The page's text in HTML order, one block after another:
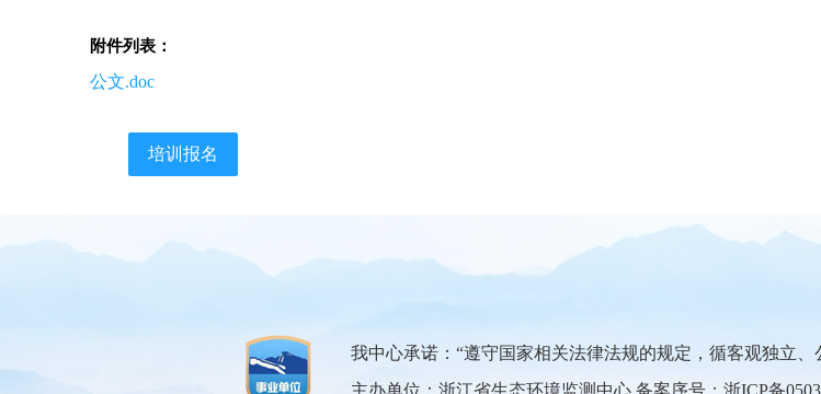
附件列表：
公文.doc
培训报名
我中心承诺：“遵守国家相关法律法规的规定，循客观独立
主办单位：浙江省生态环境监测中心 备案序号： 浙ICP备